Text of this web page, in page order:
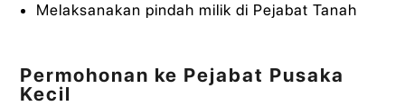
Melaksanakan pindah milik di Pejabat Tanah
Permohonan ke Pejabat Pusaka
Kecil